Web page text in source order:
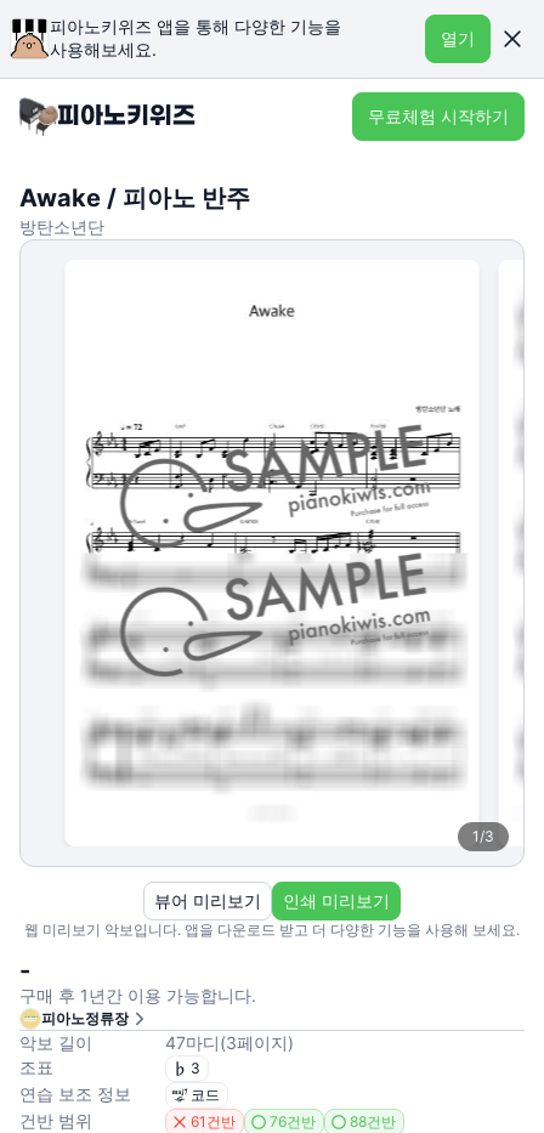
피아노키위즈 앱을 통해 다양한 기능을
사용해보세요.
열기
무료체험 시작하기
Awake / 피아노 반주
방탄소년단
1/3
웹 미리보기 악보입니다. 앱을 다운로드 받고 더 다양한 기능을 사용해 보세요.
뷰어 미리보기 인쇄 미리보기
-
구매 후 1년간 이용 가능합니다.
피아노정류장
악보 길이 47마디(3페이지)
조표
3
연습 보조 정보 코드
건반 범위 61건반 76건반 88건반